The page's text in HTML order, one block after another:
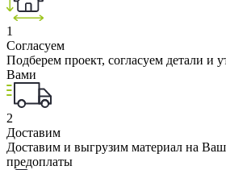
1
Согласуем
Подберем проект, согласуем детали и
Вами
2
Доставим
Доставим и выгрузим материал на Ваш
предоплаты